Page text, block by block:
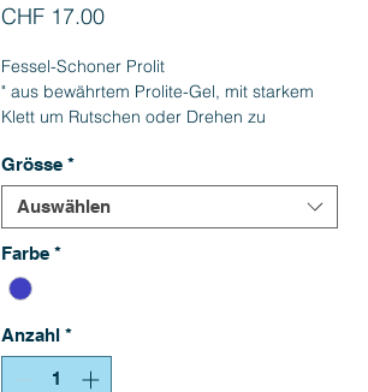
CHF 17.00Preis
Fessel-Schoner Prolit
" aus bewährtem Prolite-Gel, mit starkem
Klett um Rutschen oder Drehen zu
Grösse *
Auswählen
Farbe *
Anzahl *